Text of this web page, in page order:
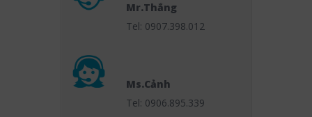
Mr.Thắng
Tel: 0907.398.012
Ms.Cảnh
Tel: 0906.895.339